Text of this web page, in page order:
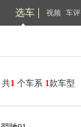
选车 视频 车评
共1 个车系 1款车型